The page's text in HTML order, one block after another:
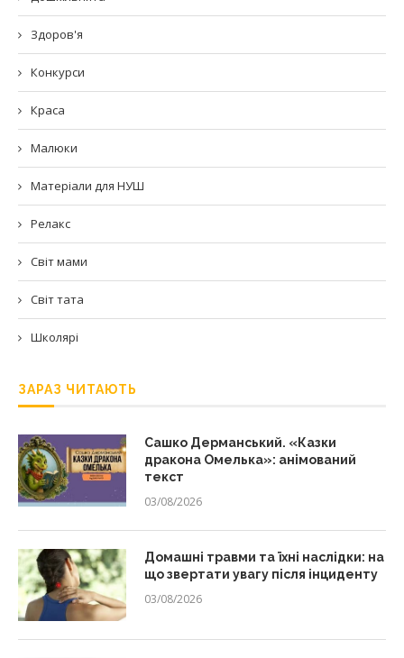
Здоров'я
Конкурси
Краса
Малюки
Матеріали для НУШ
Релакс
Світ мами
Світ тата
Школярі
ЗАРАЗ ЧИТАЮТЬ
Сашко Дерманський. «Казки
дракона Омелька»: анімований
текст
03/08/2026
Домашні травми та їхні наслідки: на
що звертати увагу після інциденту
03/08/2026